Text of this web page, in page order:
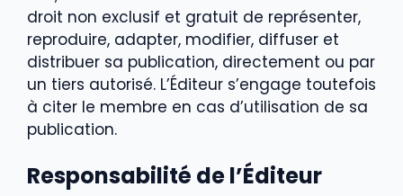
droit non exclusif et gratuit de représenter,
reproduire, adapter, modifier, diffuser et
distribuer sa publication, directement ou par
un tiers autorisé. L’Éditeur s’engage toutefois
à citer le membre en cas d’utilisation de sa
publication.
Responsabilité de l’Éditeur